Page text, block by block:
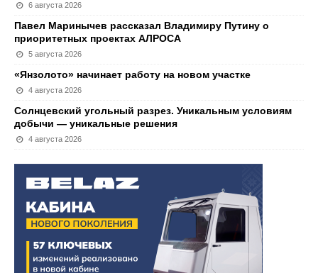
6 августа 2026
Павел Маринычев рассказал Владимиру Путину о
приоритетных проектах АЛРОСА
5 августа 2026
«Янзолото» начинает работу на новом участке
4 августа 2026
Солнцевский угольный разрез. Уникальным условиям
добычи — уникальные решения
4 августа 2026